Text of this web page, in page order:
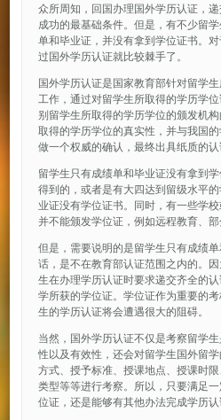
众所周知，回国办理国外学历认证，
成功的最基础条件。但是，有不少留
单和毕业证，并没有拿到学位证书。
过国外学历认证就比较棘手了。
国外学历认证是国家教育部针对留学
工作，通过对留学生所取得的学历学
别留学生所取得的学历学位的颁发机
取得的学历学位的真实性，并与我国
做一个权威的确认，最终出具纸质的认
留学生只有成绩单和毕业证没有拿到
得到的，或者是有大四达到留级水平
业证没有学位证书。同时，有一些学
并不能颁发学位证，例如远程教育、部
但是，需要说明的是留学生只有成绩
话，是不在教育部认证范围之内的。
生在办理学历认证时要求递交齐全的
学所获的学位证。学位证作为重要的
生的学历认证将会遭遇很大的阻碍。
当然，国外学历认证不仅是考察留学
性以及有效性，还会对留学生国外留
方式、授予标准、授课地点、授课时
类型等等进行考察。所以，只要满足
位证，还是能够有其他办法完成学历认